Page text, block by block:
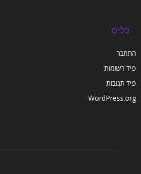
כלים
התחבר
פיד רשומות
פיד תגובות
WordPress.org